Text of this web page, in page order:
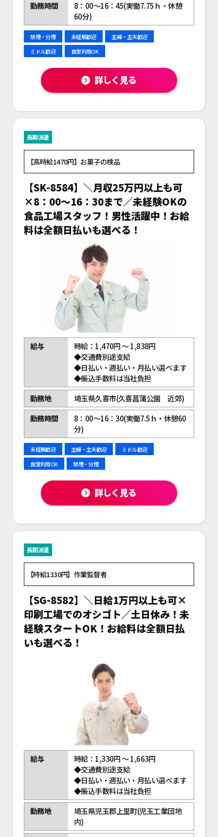
勤務時間
8：00～16：45(実働7.75ｈ・休憩
60分)
禁煙・分煙 未経験歓迎
主婦・主夫歓迎
ミドル歓迎
食堂利用OK
詳しく見る
長期派遣
【高時給1470円】お菓子の検品
【SK-8584】＼月収25万円以上も可
×8：00～16：30まで／未経験OKの
食品工場スタッフ！男性活躍中！お給
料は全額日払いも選べる！
給与
時給：1,470円 ～ 1,838円
◆交通費別途支給
◆日払い・週払い・月払い選べます
◆振込手数料は当社負担
勤務地
埼玉県久喜市(久喜菖蒲公園 近郊)
勤務時間
8：00～16：30(実働7.5ｈ・休憩60
分)
未経験歓迎 主婦・主夫歓迎
ミドル歓迎
食堂利用OK
禁煙・分煙
詳しく見る
長期派遣
【時給1330円】作業監督者
【SG-8582】＼日給1万円以上も可×
印刷工場でのオシゴト／土日休み！未
経験スタートOK！お給料は全額日払
いも選べる！
給与
時給：1,330円 ～ 1,663円
◆交通費別途支給
◆日払い・週払い・月払い選べます
◆振込手数料は当社負担
勤務地
埼玉県児玉郡上里町(児玉工業団地
内)